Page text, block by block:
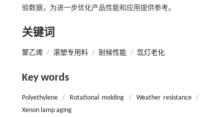
验数据，为进一步优化产品性能和应用提供参考。
关键词
聚乙烯 / 滚塑专用料 / 耐候性能 / 氙灯老化
Key words
Polyethylene / Rotational molding / Weather resistance
/
Xenon lamp aging